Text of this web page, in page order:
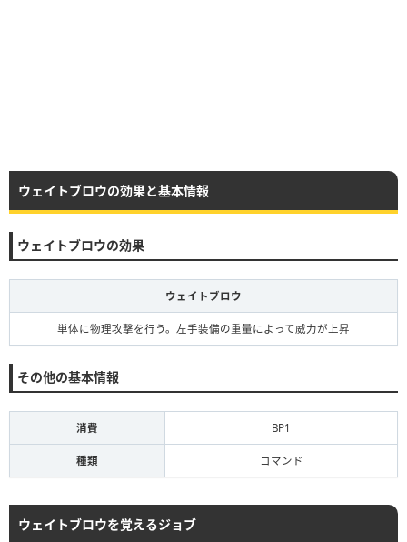
ウェイトブロウの効果と基本情報
ウェイトブロウの効果
ウェイトブロウ
単体に物理攻撃を行う。左手装備の重量によって威力が上昇
その他の基本情報
消費 BP1
種類 コマンド
ウェイトブロウを覚えるジョブ